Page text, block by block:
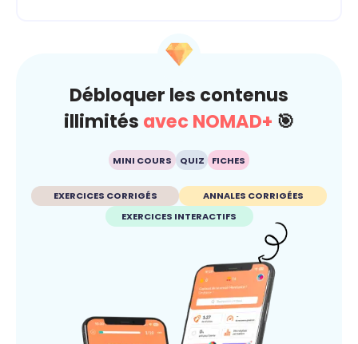
Débloquer les contenus
illimités avec NOMAD+ 🎯
MINI COURS QUIZ FICHES
EXERCICES CORRIGÉS
ANNALES CORRIGÉES
EXERCICES INTERACTIFS